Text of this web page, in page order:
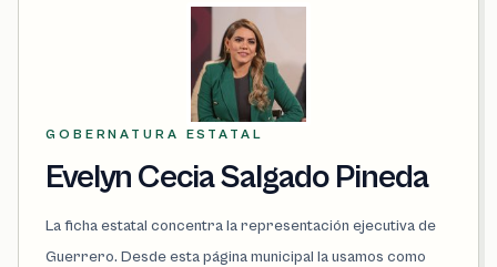
GOBERNATURA ESTATAL
Evelyn Cecia Salgado Pineda
La ficha estatal concentra la representación ejecutiva de
Guerrero. Desde esta página municipal la usamos como